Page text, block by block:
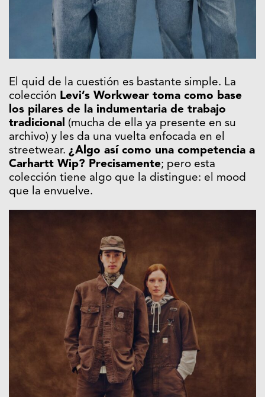
El quid de la cuestión es bastante simple. La
colección Levi’s Workwear toma como base
los pilares de la indumentaria de trabajo
tradicional (mucha de ella ya presente en su
archivo) y les da una vuelta enfocada en el
streetwear. ¿Algo así como una competencia a
Carhartt Wip? Precisamente; pero esta
colección tiene algo que la distingue: el mood
que la envuelve.